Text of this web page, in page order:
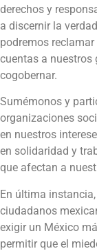
derechos y
a discernir la
podremos
cuentas a nuestros
cogobernar.
Sumémonos y
organizaciones
en nuestros
en solidaridad y
que afectan a
En última
ciudadanos
exigir un México
permitir que el